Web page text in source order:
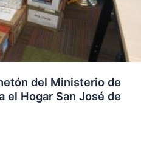
del Ministerio de
el Hogar San José de